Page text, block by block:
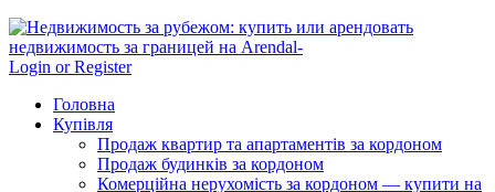
Login or Register
Головна
Купівля
Продаж квартир та апартаментів за кордоном
Продаж будинків за кордоном
Комерційна нерухомість за кордоном — купити на